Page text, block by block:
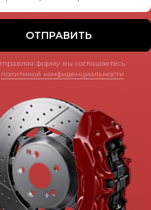
ОТПРАВИТЬ
форму вы соглашаетесь
политикой конфиденциальности